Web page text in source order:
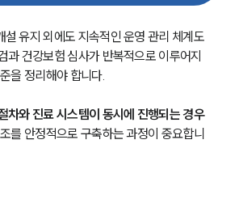
설 유지 외에도 지속적인 운영 관리 체계도
과 건강보험 심사가 반복적으로 이루어지
을 정리해야 합니다.
차와 진료 시스템이 동시에 진행되는 경우
를 안정적으로 구축하는 과정이 중요합니